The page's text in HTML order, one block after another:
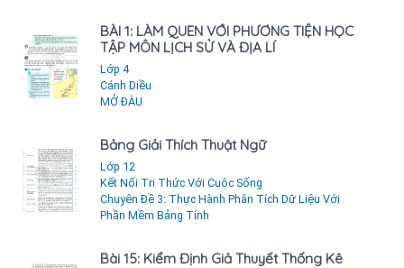
BÀI 1: LÀM QUEN VỚI PHƯƠNG TIỆN HỌC
TẬP MÔN LỊCH SỬ VÀ ĐỊA LÍ
Lớp 4
Cánh Diều
MỞ ĐÀU
Bảng Giải Thích Thuật Ngữ
Lớp 12
Kết Nối Tri Thức Với Cuộc Sống
Chuyên Đề 3: Thực Hành Phân Tích Dữ Liệu Với
Phần Mềm Bảng Tính
Bài 15: Kiểm Định Giả Thuyết Thống Kê